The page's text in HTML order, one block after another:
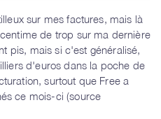
sur mes factures, mais là
de trop sur ma dernière
pis, mais si c'est généralisé,
d'euros dans la poche de
surtout que Free a
ce mois-ci (source